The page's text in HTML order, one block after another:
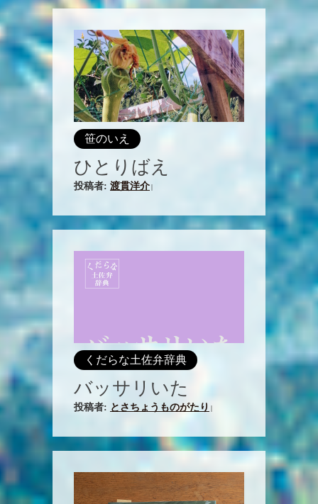
笹のいえ
ひとりばえ
投稿者: 渡貫洋介
くだらな土佐弁辞典
バッサリいた
投稿者: とさちょうものがたり